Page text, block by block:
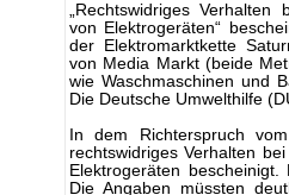
„Rechtswidriges Verhalten
von Elektrogeräten“
der Elektromarktkette
von Media Markt (beide
wie Waschmaschinen und
Die Deutsche Umwelthilfe
In dem Richterspruch
rechtswidriges Verhalten
Elektrogeräten
Die Angaben müssten